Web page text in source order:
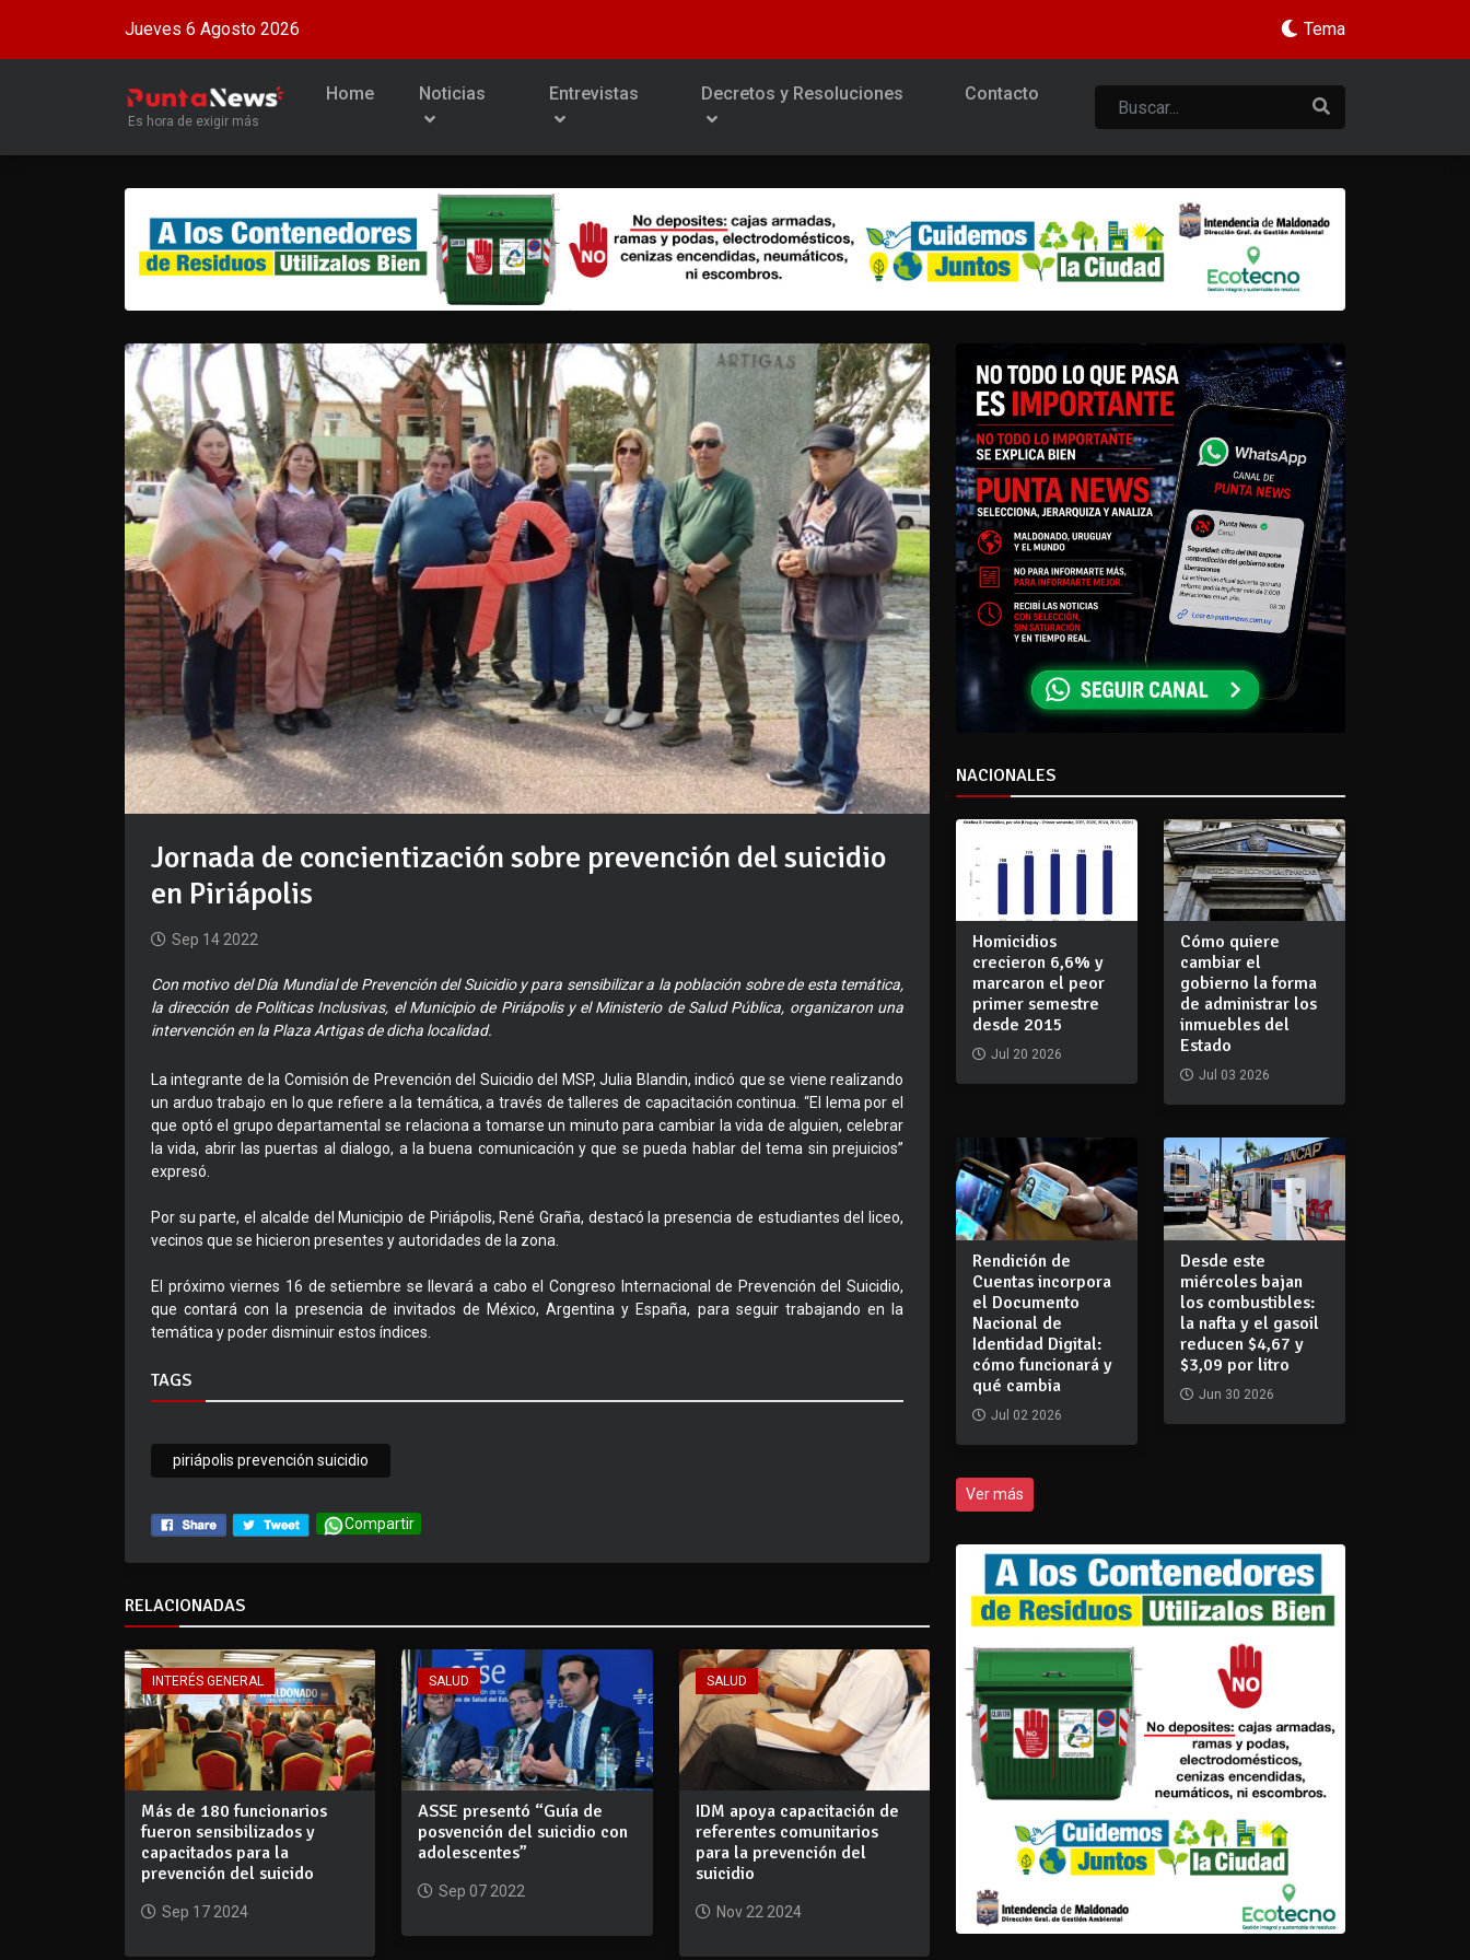
Jueves 6 Agosto 2026 Tema
Es hora de exigir más
Home Noticias Entrevistas Decretos y Resoluciones Contacto
Jornada de concientización sobre prevención del suicidio
en Piriápolis
Sep 14 2022
Con motivo del Día Mundial de Prevención del Suicidio y para sensibilizar a la población sobre de esta temática,
la dirección de Políticas Inclusivas, el Municipio de Piriápolis y el Ministerio de Salud Pública, organizaron una
intervención en la Plaza Artigas de dicha localidad.
La integrante de la Comisión de Prevención del Suicidio del MSP, Julia Blandin, indicó que se viene realizando
un arduo trabajo en lo que refiere a la temática, a través de talleres de capacitación continua. “El lema por el
que optó el grupo departamental se relaciona a tomarse un minuto para cambiar la vida de alguien, celebrar
la vida, abrir las puertas al dialogo, a la buena comunicación y que se pueda hablar del tema sin prejuicios”
expresó.
Por su parte, el alcalde del Municipio de Piriápolis, René Graña, destacó la presencia de estudiantes del liceo,
vecinos que se hicieron presentes y autoridades de la zona.
El próximo viernes 16 de setiembre se llevará a cabo el Congreso Internacional de Prevención del Suicidio,
que contará con la presencia de invitados de México, Argentina y España, para seguir trabajando en la
temática y poder disminuir estos índices.
TAGS
piriápolis prevención suicidio
Compartir
RELACIONADAS
INTERÉS GENERAL
Más de 180 funcionarios
fueron sensibilizados y
capacitados para la
prevención del suicido
Sep 17 2024
SALUD
ASSE presentó “Guía de
posvención del suicidio con
adolescentes”
Sep 07 2022
SALUD
IDM apoya capacitación de
referentes comunitarios
para la prevención del
suicidio
Nov 22 2024
NACIONALES
Homicidios
crecieron 6,6% y
marcaron el peor
primer semestre
desde 2015
Jul 20 2026
Cómo quiere
cambiar el
gobierno la forma
de administrar los
inmuebles del
Estado
Jul 03 2026
Rendición de
Cuentas incorpora
el Documento
Nacional de
Identidad Digital:
cómo funcionará y
qué cambia
Jul 02 2026
Desde este
miércoles bajan
los combustibles:
la nafta y el gasoil
reducen $4,67 y
$3,09 por litro
Jun 30 2026
Ver más